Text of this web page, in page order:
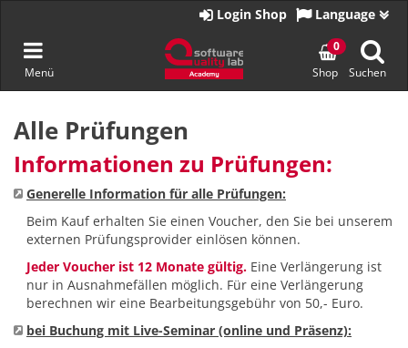
Zum
springen
Navigation
umschalten
Menü
Startseite
Language
Login Shop
Shop
0
Suchen
Alle Prüfungen
Informationen zu Prüfungen:
Generelle Information für alle Prüfungen:
Beim Kauf erhalten Sie einen Voucher, den Sie bei unserem
externen Prüfungsprovider einlösen können.
Jeder Voucher ist 12 Monate gültig. Eine Verlängerung ist
nur in Ausnahmefällen möglich. Für eine Verlängerung
berechnen wir eine Bearbeitungsgebühr von 50,- Euro.
bei Buchung mit Live-Seminar (online und Präsenz):